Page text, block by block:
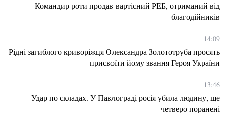
Командир роти продав вартісний РЕБ, отриманий від
благодійників
14:09
Рідні загиблого криворіжця Олександра Золототруба просять
присвоїти йому звання Героя України
13:46
Удар по складах. У Павлограді росія убила людину, ще
четверо поранені